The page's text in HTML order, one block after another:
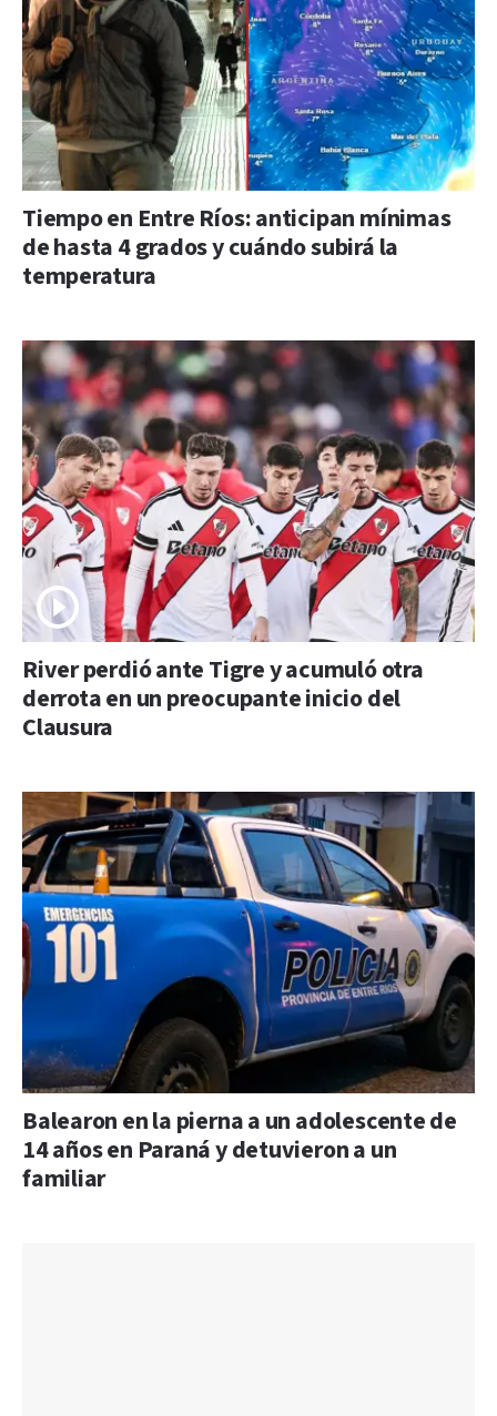
Tiempo en Entre Ríos: anticipan mínimas
de hasta 4 grados y cuándo subirá la
temperatura
River perdió ante Tigre y acumuló otra
derrota en un preocupante inicio del
Clausura
Balearon en la pierna a un adolescente de
14 años en Paraná y detuvieron a un
familiar